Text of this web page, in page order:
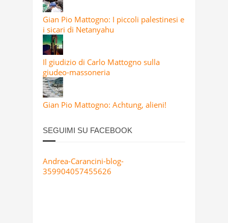
Gian Pio Mattogno: I piccoli palestinesi e
i sicari di Netanyahu
Il giudizio di Carlo Mattogno sulla
giudeo-massoneria
Gian Pio Mattogno: Achtung, alieni!
SEGUIMI SU FACEBOOK
Andrea-Carancini-blog-
359904057455626